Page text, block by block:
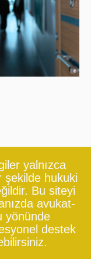
yalnızca
şekilde hukuki
Bu siteyi
avukat-
yönünde
destek